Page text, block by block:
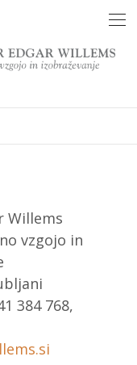
Willems
vzgojo in
384 768,